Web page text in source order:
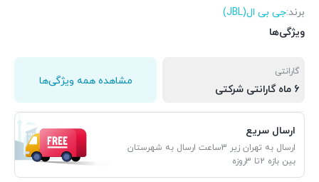
برند:جی بی ال(JBL)
ویژگی‌ها
گارانتی
6 ماه گارانتی شرکتی
مشاهده همه ویژگی‌ها
ارسال سریع
ارسال به تهران زیر 3ساعت ارسال به شهرستان
بین بازه 2تا 3روزه